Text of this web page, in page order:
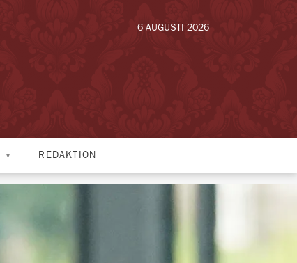
6 AUGUSTI 2026
REDAKTION